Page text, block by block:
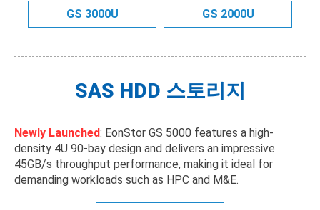
GS 3000U GS 2000U
SAS HDD 스토리지
Newly Launched: EonStor GS 5000 features a high-
density 4U 90-bay design and delivers an impressive
45GB/s throughput performance, making it ideal for
demanding workloads such as HPC and M&E.